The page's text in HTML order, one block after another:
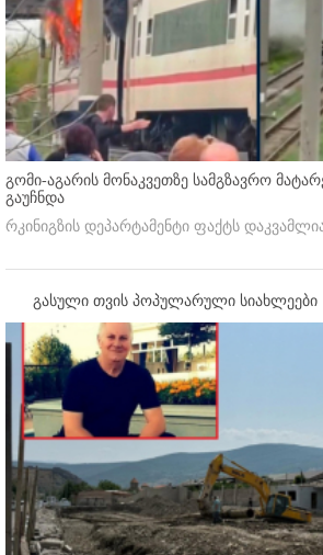
გომი-აგარის მონაკვეთზე სამგზავრო
გაუჩნდა
რკინიგზის დეპარტამენტი ფაქტს
გასული თვის პოპულარული სიახლეები